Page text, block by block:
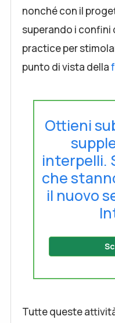
nonché con il
superando i confini
practice per
punto di vista della
Ottieni
interpelli.
che
il nuovo
Tutte queste